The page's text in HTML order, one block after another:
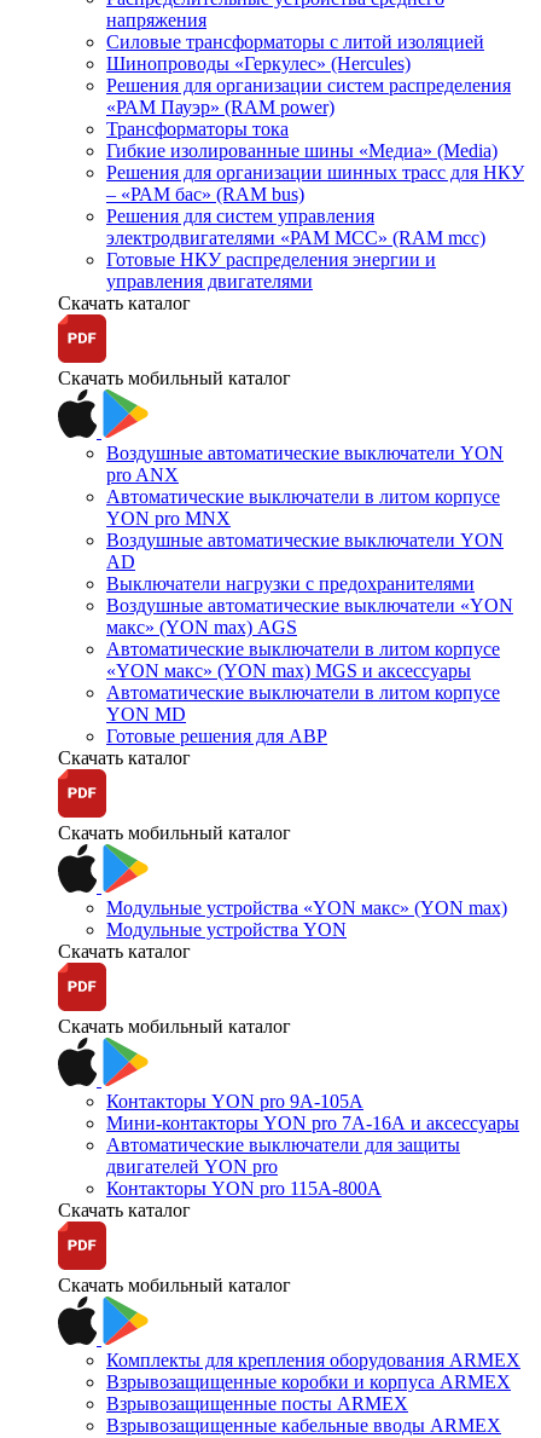
напряжения
Силовые трансформаторы с литой изоляцией
Шинопроводы «Геркулес» (Hercules)
Решения для организации систем распределения
«РАМ Пауэр» (RAM power)
Трансформаторы тока
Гибкие изолированные шины «Медиа» (Media)
Решения для организации шинных трасс для НКУ
– «РАМ бас» (RAM bus)
Решения для систем управления
электродвигателями «РАМ МСС» (RAM mcc)
Готовые НКУ распределения энергии и
управления двигателями
Скачать каталог
Скачать мобильный каталог
Воздушные автоматические выключатели YON
pro ANX
Автоматические выключатели в литом корпусе
YON pro MNX
Воздушные автоматические выключатели YON
AD
Выключатели нагрузки с предохранителями
Воздушные автоматические выключатели «YON
макс» (YON max) AGS
Автоматические выключатели в литом корпусе
«YON макс» (YON max) MGS и аксессуары
Автоматические выключатели в литом корпусе
YON MD
Готовые решения для АВР
Скачать каталог
Скачать мобильный каталог
Модульные устройства «YON макс» (YON max)
Модульные устройства YON
Скачать каталог
Скачать мобильный каталог
Контакторы YON pro 9А-105А
Мини-контакторы YON pro 7А-16А и аксессуары
Автоматические выключатели для защиты
двигателей YON pro
Контакторы YON pro 115А-800А
Скачать каталог
Скачать мобильный каталог
Комплекты для крепления оборудования ARMEX
Взрывозащищенные коробки и корпуса ARMEX
Взрывозащищенные посты ARMEX
Взрывозащищенные кабельные вводы ARMEX